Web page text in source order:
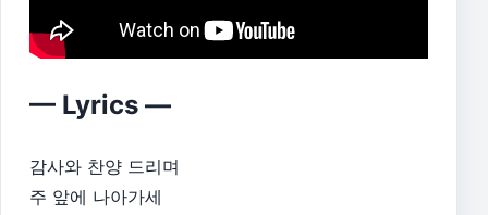
— Lyrics —
감사와 찬양 드리며
주 앞에 나아가세